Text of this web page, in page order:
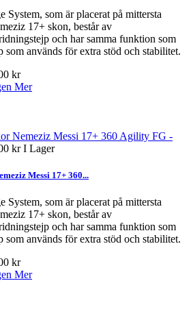
System, som är placerat på mittersta
17+ skon, består av
och har samma funktion som
som används för extra stöd och stabilitet.
kr
Mer
krI Lager
Messi 17+ 360...
System, som är placerat på mittersta
17+ skon, består av
och har samma funktion som
som används för extra stöd och stabilitet.
kr
Mer